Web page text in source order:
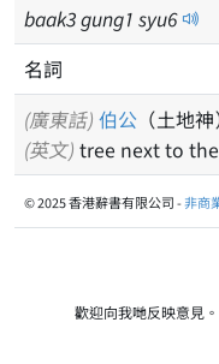
baak3gung1 syu6
名詞
(廣東話) 伯公 （土地
(英文) tree next to
© 2025 香港辭書有限公司 -非商
歡迎向我哋反映意見。